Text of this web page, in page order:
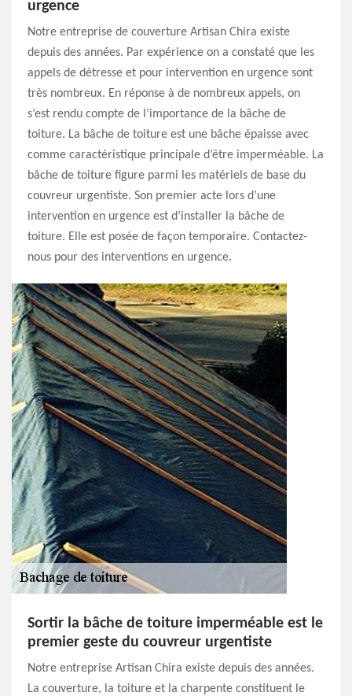
urgence
Notre entreprise de couverture Artisan Chira existe
depuis des années. Par expérience on a constaté que les
appels de détresse et pour intervention en urgence sont
très nombreux. En réponse à de nombreux appels, on
s’est rendu compte de l’importance de la bâche de
toiture. La bâche de toiture est une bâche épaisse avec
comme caractéristique principale d’être imperméable. La
bâche de toiture figure parmi les matériels de base du
couvreur urgentiste. Son premier acte lors d’une
intervention en urgence est d’installer la bâche de
toiture. Elle est posée de façon temporaire. Contactez-
nous pour des interventions en urgence.
Sortir la bâche de toiture imperméable est le
premier geste du couvreur urgentiste
Notre entreprise Artisan Chira existe depuis des années.
La couverture, la toiture et la charpente constituent le